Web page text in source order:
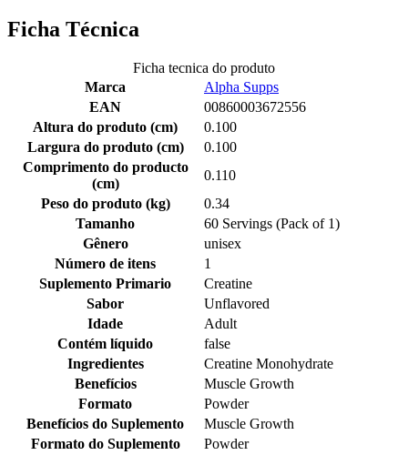
Ficha Técnica
Ficha tecnica do produto
Marca
Alpha Supps
EAN
00860003672556
Altura do produto (cm)
0.100
Largura do produto (cm)
0.100
Comprimento do producto
(cm)
0.110
Peso do produto (kg)
0.34
Tamanho
60 Servings (Pack of 1)
Gênero
unisex
Número de itens
1
Suplemento Primario
Creatine
Sabor
Unflavored
Idade
Adult
Contém líquido
false
Ingredientes
Creatine Monohydrate
Benefícios
Muscle Growth
Formato
Powder
Benefícios do Suplemento
Muscle Growth
Formato do Suplemento
Powder